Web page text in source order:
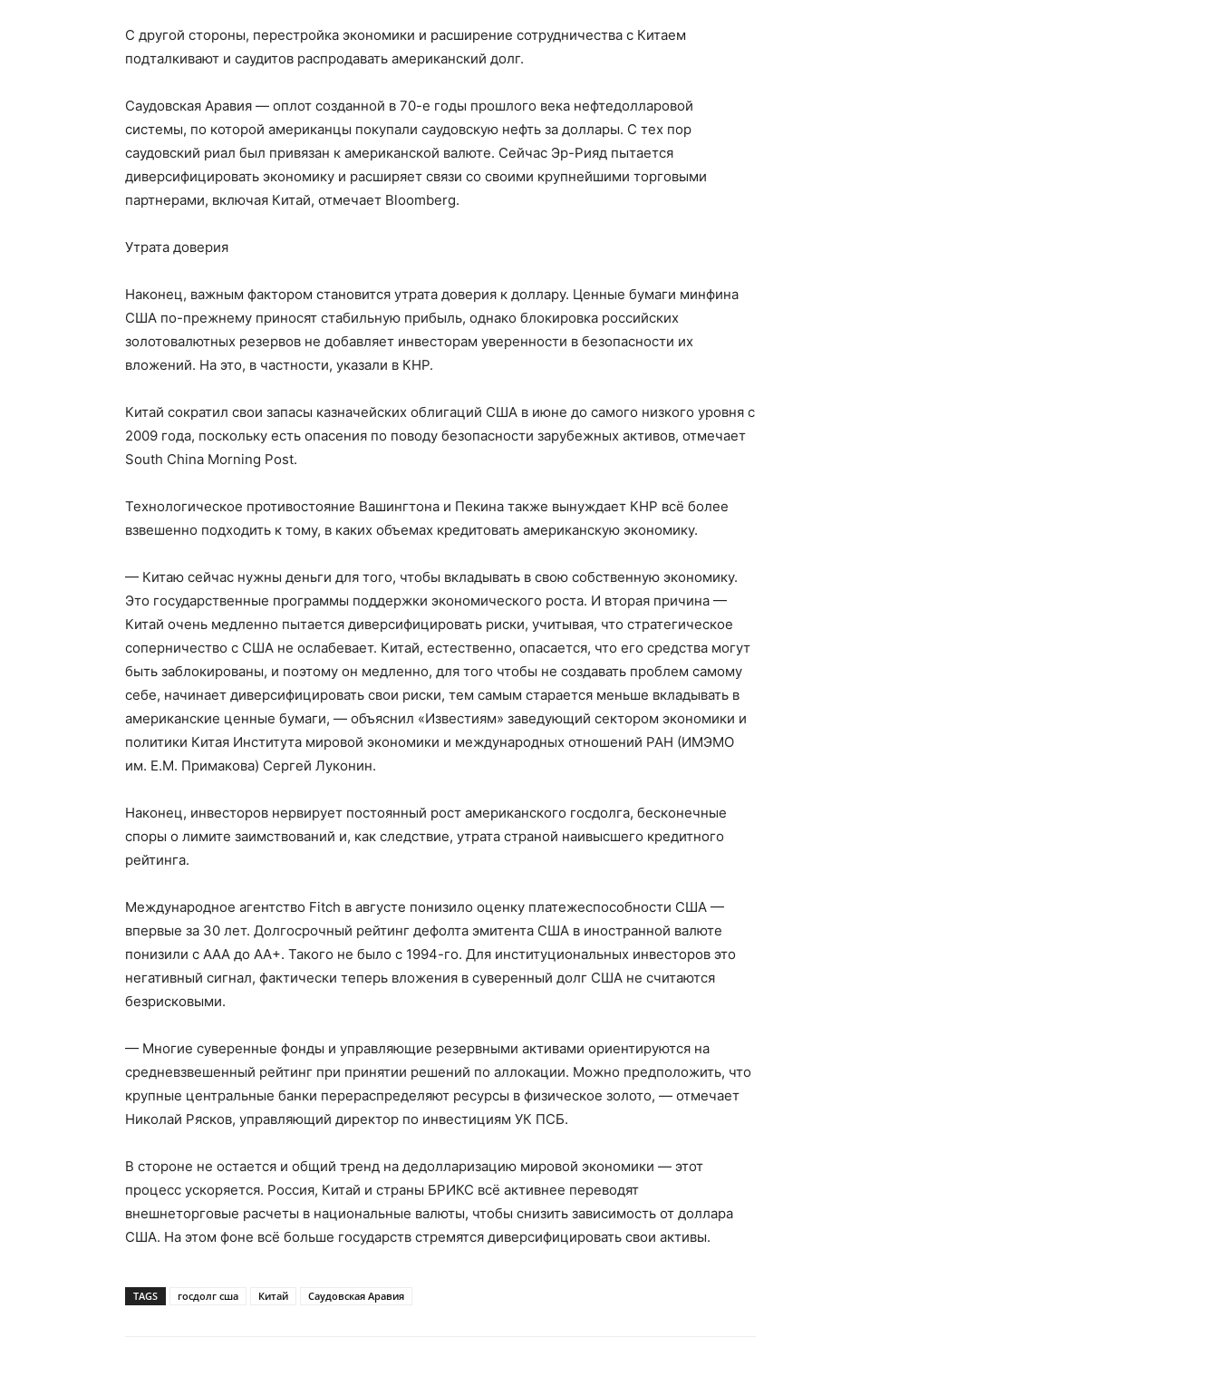
С другой стороны, перестройка экономики и расширение сотрудничества с Китаем
подталкивают и саудитов распродавать американский долг.
Саудовская Аравия — оплот созданной в 70-е годы прошлого века нефтедолларовой
системы, по которой американцы покупали саудовскую нефть за доллары. С тех пор
саудовский риал был привязан к американской валюте. Сейчас Эр-Рияд пытается
диверсифицировать экономику и расширяет связи со своими крупнейшими торговыми
партнерами, включая Китай, отмечает Bloomberg.
Утрата доверия
Наконец, важным фактором становится утрата доверия к доллару. Ценные бумаги минфина
США по-прежнему приносят стабильную прибыль, однако блокировка российских
золотовалютных резервов не добавляет инвесторам уверенности в безопасности их
вложений. На это, в частности, указали в КНР.
Китай сократил свои запасы казначейских облигаций США в июне до самого низкого уровня с
2009 года, поскольку есть опасения по поводу безопасности зарубежных активов, отмечает
South China Morning Post.
Технологическое противостояние Вашингтона и Пекина также вынуждает КНР всё более
взвешенно подходить к тому, в каких объемах кредитовать американскую экономику.
— Китаю сейчас нужны деньги для того, чтобы вкладывать в свою собственную экономику.
Это государственные программы поддержки экономического роста. И вторая причина —
Китай очень медленно пытается диверсифицировать риски, учитывая, что стратегическое
соперничество с США не ослабевает. Китай, естественно, опасается, что его средства могут
быть заблокированы, и поэтому он медленно, для того чтобы не создавать проблем самому
себе, начинает диверсифицировать свои риски, тем самым старается меньше вкладывать в
американские ценные бумаги, — объяснил «Известиям» заведующий сектором экономики и
политики Китая Института мировой экономики и международных отношений РАН (ИМЭМО
им. Е.М. Примакова) Сергей Луконин.
Наконец, инвесторов нервирует постоянный рост американского госдолга, бесконечные
споры о лимите заимствований и, как следствие, утрата страной наивысшего кредитного
рейтинга.
Международное агентство Fitch в августе понизило оценку платежеспособности США —
впервые за 30 лет. Долгосрочный рейтинг дефолта эмитента США в иностранной валюте
понизили с ААА до АА+. Такого не было с 1994-го. Для институциональных инвесторов это
негативный сигнал, фактически теперь вложения в суверенный долг США не считаются
безрисковыми.
— Многие суверенные фонды и управляющие резервными активами ориентируются на
средневзвешенный рейтинг при принятии решений по аллокации. Можно предположить, что
крупные центральные банки перераспределяют ресурсы в физическое золото, — отмечает
Николай Рясков, управляющий директор по инвестициям УК ПСБ.
В стороне не остается и общий тренд на дедолларизацию мировой экономики — этот
процесс ускоряется. Россия, Китай и страны БРИКС всё активнее переводят
внешнеторговые расчеты в национальные валюты, чтобы снизить зависимость от доллара
США. На этом фоне всё больше государств стремятся диверсифицировать свои активы.
TAGS госдолг сша Китай Саудовская Аравия